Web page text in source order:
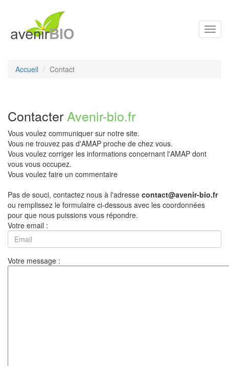
Accueil Contact
Contacter Avenir-bio.fr
Vous voulez communiquer sur notre site.
Vous ne trouvez pas d'AMAP proche de chez vous.
Vous voulez corriger les informations concernant l'AMAP dont
vous vous occupez.
Vous voulez faire un commentaire
Pas de souci, contactez nous à l'adresse contact@avenir-bio.fr
ou remplissez le formulaire ci-dessous avec les coordonnées
pour que nous puissions vous répondre.
Votre email :
Votre message :